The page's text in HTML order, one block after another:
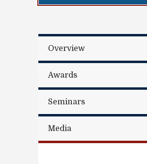
Overview
Awards
Seminars
Media